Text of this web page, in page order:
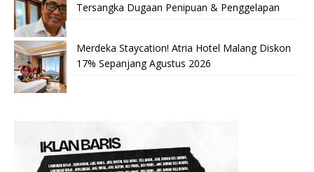
Tersangka Dugaan Penipuan & Penggelapan
Merdeka Staycation! Atria Hotel Malang Diskon
17% Sepanjang Agustus 2026